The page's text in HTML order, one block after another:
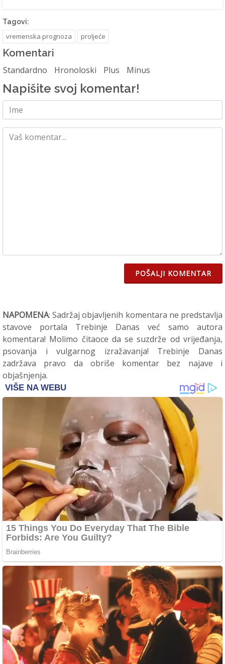
Tagovi:
vremenska prognoza proljeće
Komentari
Standardno Hronoloski Plus Minus
Napišite svoj komentar!
POŠALJI KOMENTAR
NAPOMENA: Sadržaj objavljenih komentara ne predstavlja
stavove portala Trebinje Danas već samo autora
komentara! Molimo čitaoce da se suzdrže od vrijeđanja,
psovanja i vulgarnog izražavanja! Trebinje Danas
zadržava pravo da obriše komentar bez najave i
objašnjenja.